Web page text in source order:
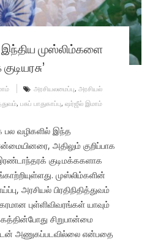
முஸ்லிம்களை
அரசியலமைப்பு, அரசியல்
, பசுப் பாதுகாப்பு, ஷர்ஜீல் இமாம்
பல வழிகளில் இந்த
அதிலும் குறிப்பாக
குடிமக்ககளாக
முஸ்லிம்களின்
அரசியல் பிரதிநிதித்துவம்
புள்ளிவிவரங்கள் யாவும்
சிறுபான்மை
அணுகப்படவில்லை என்பதை